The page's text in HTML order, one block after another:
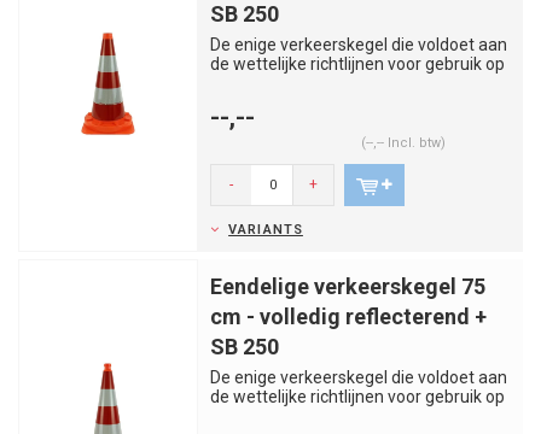
SB 250
De enige verkeerskegel die voldoet aan
de wettelijke richtlijnen voor gebruik op
--,--
(--,-- Incl. btw)
- +
VARIANTS
Eendelige verkeerskegel 75
cm - volledig reflecterend +
SB 250
De enige verkeerskegel die voldoet aan
de wettelijke richtlijnen voor gebruik op